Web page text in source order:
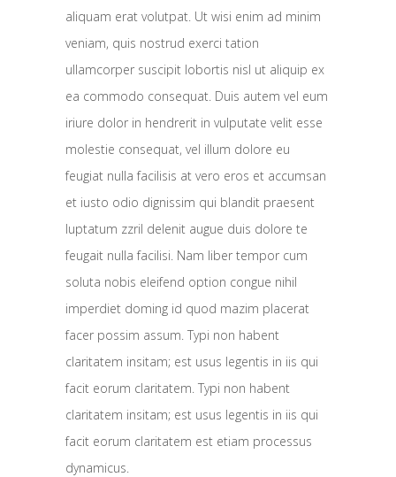
aliquam erat volutpat. Ut wisi enim ad minim
veniam, quis nostrud exerci tation
ullamcorper suscipit lobortis nisl ut aliquip ex
ea commodo consequat. Duis autem vel eum
iriure dolor in hendrerit in vulputate velit esse
molestie consequat, vel illum dolore eu
feugiat nulla facilisis at vero eros et accumsan
et iusto odio dignissim qui blandit praesent
luptatum zzril delenit augue duis dolore te
feugait nulla facilisi. Nam liber tempor cum
soluta nobis eleifend option congue nihil
imperdiet doming id quod mazim placerat
facer possim assum. Typi non habent
claritatem insitam; est usus legentis in iis qui
facit eorum claritatem. Typi non habent
claritatem insitam; est usus legentis in iis qui
facit eorum claritatem est etiam processus
dynamicus.